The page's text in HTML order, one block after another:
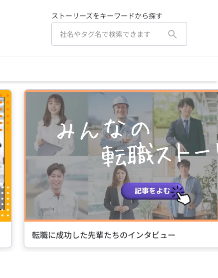
ストーリーズをキーワードから探す
転職に成功した先輩たちのインタビュー